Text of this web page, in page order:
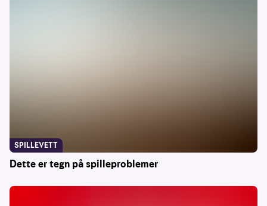
Dette er tegn på spilleproblemer
SPILLEVETT